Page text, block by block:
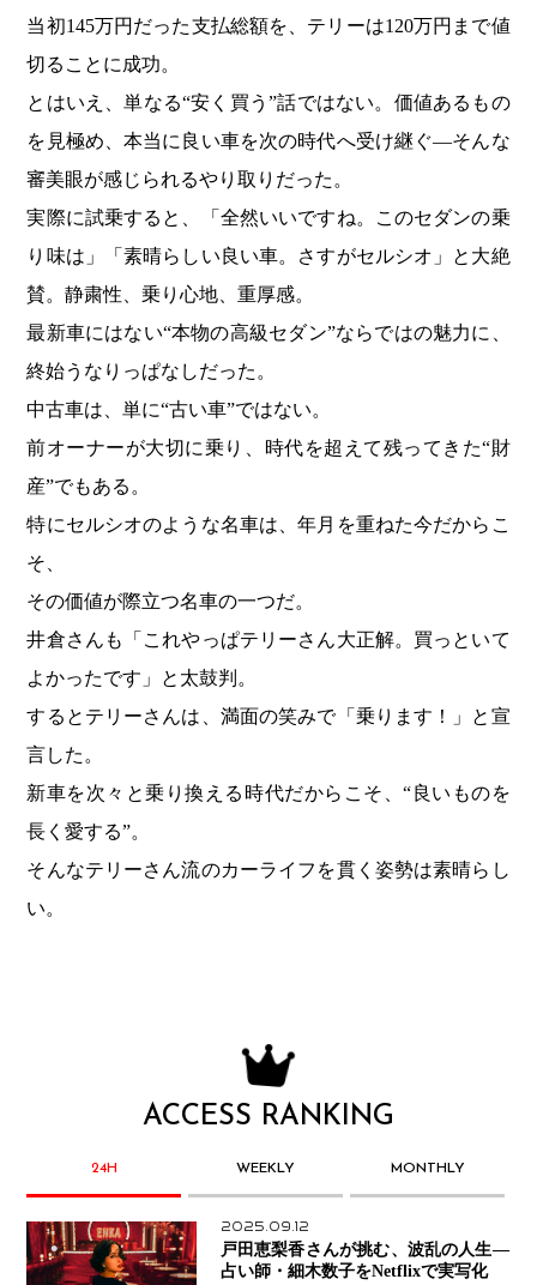
当初145万円だった支払総額を、テリーは120万円まで値
切ることに成功。
とはいえ、単なる“安く買う”話ではない。価値あるもの
を見極め、本当に良い車を次の時代へ受け継ぐ―そんな
審美眼が感じられるやり取りだった。
実際に試乗すると、「全然いいですね。このセダンの乗
り味は」「素晴らしい良い車。さすがセルシオ」と大絶
賛。静粛性、乗り心地、重厚感。
最新車にはない“本物の高級セダン”ならではの魅力に、
終始うなりっぱなしだった。
中古車は、単に“古い車”ではない。
前オーナーが大切に乗り、時代を超えて残ってきた“財
産”でもある。
特にセルシオのような名車は、年月を重ねた今だからこ
そ、
その価値が際立つ名車の一つだ。
井倉さんも「これやっぱテリーさん大正解。買っといて
よかったです」と太鼓判。
するとテリーさんは、満面の笑みで「乗ります！」と宣
言した。
新車を次々と乗り換える時代だからこそ、“良いものを
長く愛する”。
そんなテリーさん流のカーライフを貫く姿勢は素晴らし
い。
ACCESS RANKING
24H WEEKLY MONTHLY
2025.09.12
戸田恵梨香さんが挑む、波乱の人生―
占い師・細木数子をNetflixで実写化